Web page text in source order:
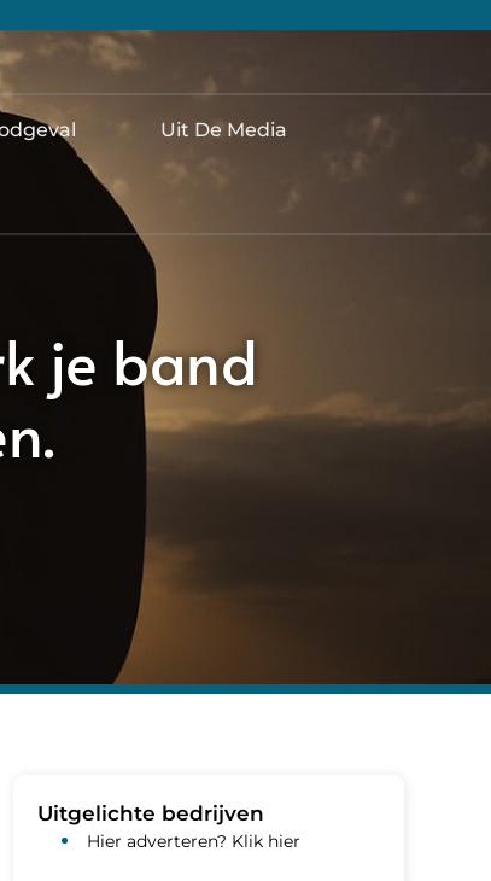
Uit De Media
je band
Uitgelichte bedrijven
Hier adverteren? Klik hier